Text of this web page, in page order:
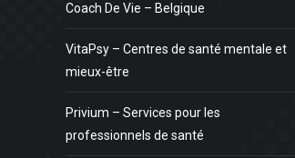
Coach De Vie – Belgique
VitaPsy – Centres de santé mentale et
mieux-être
Privium – Services pour les
professionnels de santé